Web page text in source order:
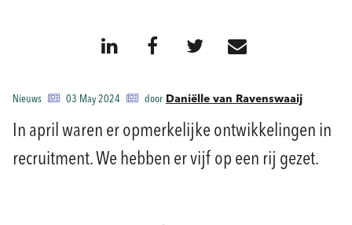
Nieuws 03 May 2024 door Daniëlle van Ravenswaaij
In april waren er opmerkelijke ontwikkelingen in
recruitment. We hebben er vijf op een rij gezet.